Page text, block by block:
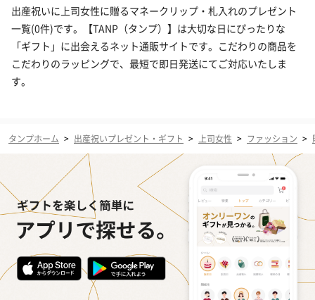
出産祝いに上司女性に贈るマネークリップ・札入れのプレゼント
一覧(0件)です。【TANP（タンプ）】は大切な日にぴったりな
「ギフト」に出会えるネット通販サイトです。こだわりの商品を
こだわりのラッピングで、最短で即日発送にてご対応いたしま
す。
タンプホーム > 出産祝いプレゼント・ギフト > 上司女性 > ファッション >